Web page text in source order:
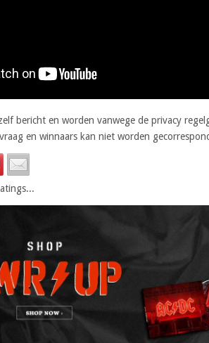
bericht en worden vanwege de privacy
en winnaars kan niet worden